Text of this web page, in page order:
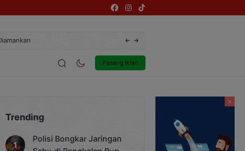
Taekwondo Kobar Panen 89 Medali di Ajang Bergengsi Rektor Unda Cup
Pasang Iklan
Entertainment
Trending
Polisi Bongkar Jaringan